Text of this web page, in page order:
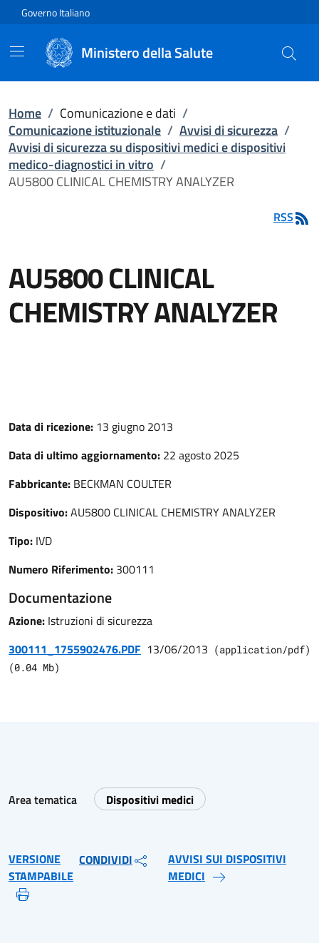
Vai direttamente al contenuto
Governo Italiano
Ministero della Salute
Home / Comunicazione e dati /
Comunicazione istituzionale / Avvisi di sicurezza /
Avvisi di sicurezza su dispositivi medici e dispositivi
medico-diagnostici in vitro /
AU5800 CLINICAL CHEMISTRY ANALYZER
RSS
AU5800 CLINICAL
CHEMISTRY ANALYZER
Data di ricezione: 13 giugno 2013
Data di ultimo aggiornamento: 22 agosto 2025
Fabbricante: BECKMAN COULTER
Dispositivo:AU5800 CLINICAL CHEMISTRY ANALYZER
Tipo: IVD
Numero Riferimento: 300111
Documentazione
Azione: Istruzioni di sicurezza
300111_1755902476.PDF 13/06/2013 (application/pdf)
(0.04 Mb)
Area tematica Dispositivi medici
VERSIONE
STAMPABILE
CONDIVIDI
AVVISI SUI DISPOSITIVI
MEDICI